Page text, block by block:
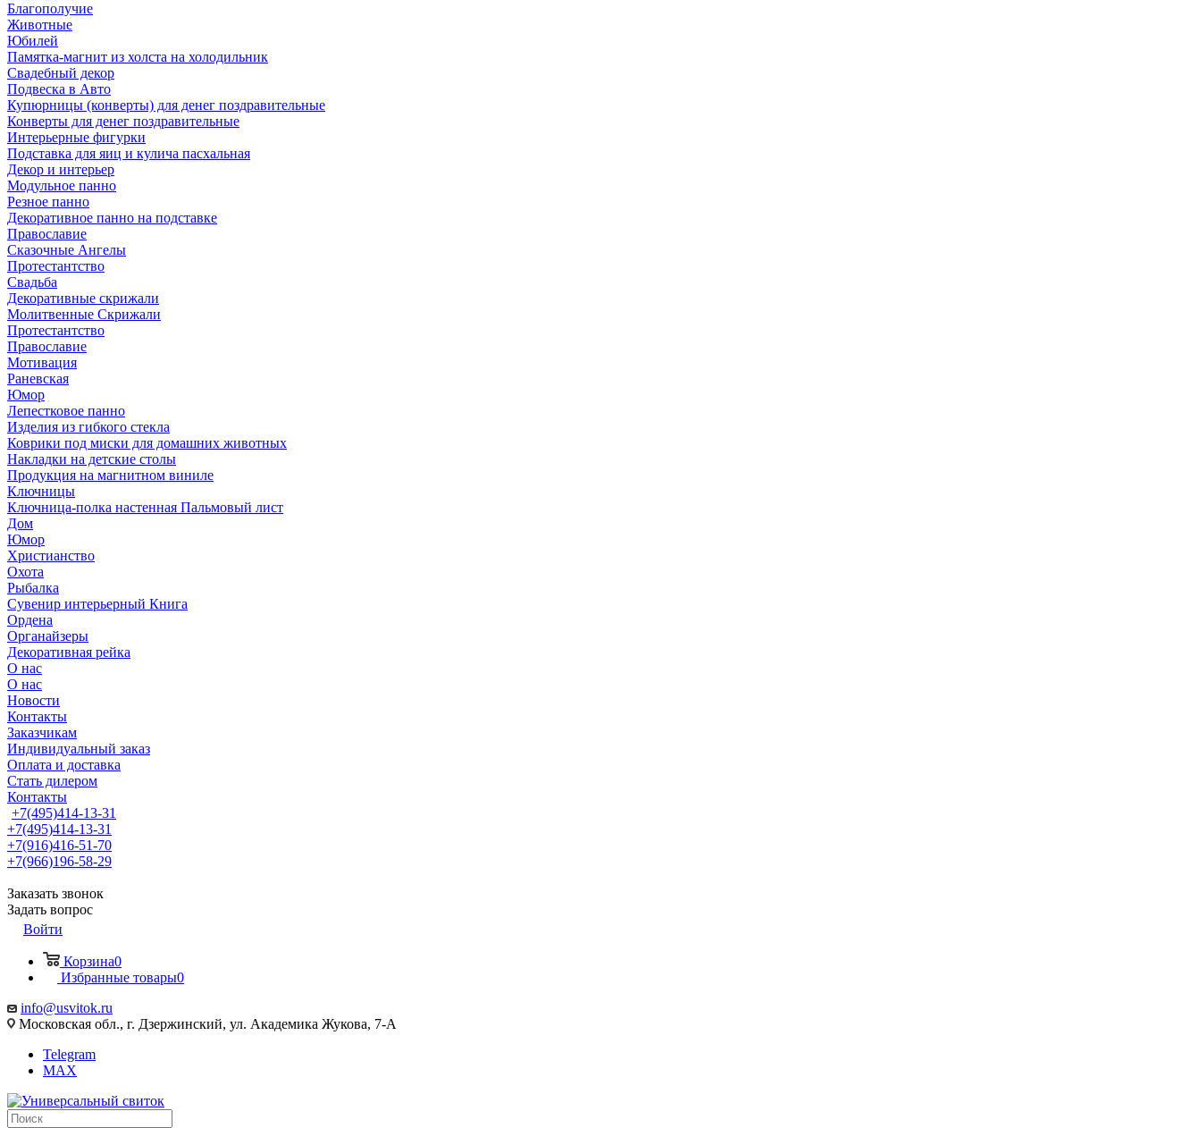
Благополучие
Животные
Юбилей
Памятка-магнит из холста на холодильник
Свадебный декор
Подвеска в Авто
Купюрницы (конверты) для денег поздравительные
Конверты для денег поздравительные
Интерьерные фигурки
Подставка для яиц и кулича пасхальная
Декор и интерьер
Модульное панно
Резное панно
Декоративное панно на подставке
Православие
Сказочные Ангелы
Протестантство
Свадьба
Декоративные скрижали
Молитвенные Скрижали
Протестантство
Православие
Мотивация
Раневская
Юмор
Лепестковое панно
Изделия из гибкого стекла
Коврики под миски для домашних животных
Накладки на детские столы
Продукция на магнитном виниле
Ключницы
Ключница-полка настенная Пальмовый лист
Дом
Юмор
Христианство
Охота
Рыбалка
Сувенир интерьерный Книга
Ордена
Органайзеры
Декоративная рейка
О нас
О нас
Новости
Контакты
Заказчикам
Индивидуальный заказ
Оплата и доставка
Стать дилером
Контакты
+7(495)414-13-31
+7(495)414-13-31
+7(916)416-51-70
+7(966)196-58-29
Заказать звонок
Задать вопрос
Войти
Корзина0
Избранные товары0
info@usvitok.ru
Московская обл., г. Дзержинский, ул. Академика Жукова, 7-А
Telegram
MAX